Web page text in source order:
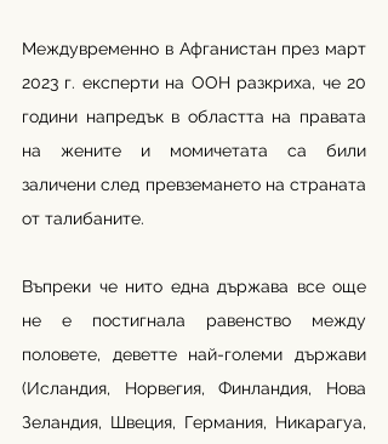
Междувременно в Афганистан през март
2023 г. експерти на ООН разкриха, че 20
години напредък в областта на правата
на жените и момичетата са били
заличени след превземането на страната
от талибаните.
Въпреки че нито една държава все още
не е постигнала равенство между
половете, деветте най-големи държави
(Исландия, Норвегия, Финландия, Нова
Зеландия, Швеция, Германия, Никарагуа,